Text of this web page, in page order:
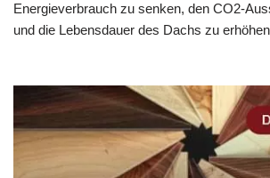
Energieverbrauch zu senken, den CO2-
und die Lebensdauer des Dachs zu